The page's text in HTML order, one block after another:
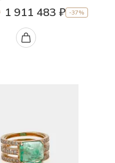
1 911 483 ₽ -37%